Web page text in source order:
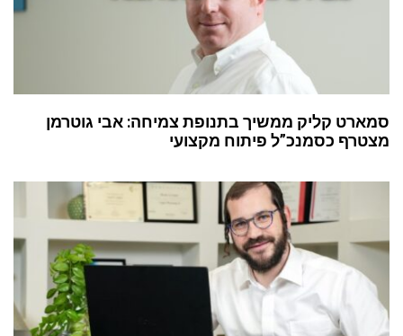
סמארט קליק ממשיך בתנופת צמיחה: אבי גוטרמן
מצטרף כסמנכ”ל פיתוח מקצועי